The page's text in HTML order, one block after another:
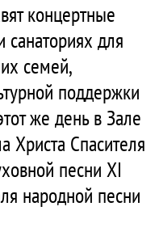
концертные
для
семей,
поддержки
же день в Зале
Христа Спасителя
песни XI
народной песни